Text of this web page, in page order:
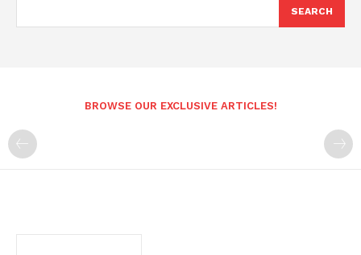
SEARCH
BROWSE OUR EXCLUSIVE ARTICLES!